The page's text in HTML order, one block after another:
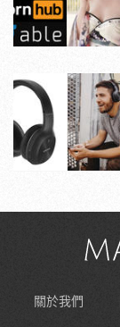
關於我們